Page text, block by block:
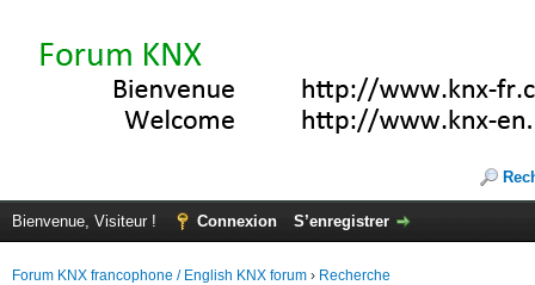
Bienvenue, Visiteur ! Connexion S’enregistrer
Forum KNX francophone / English KNX forum › Recherche